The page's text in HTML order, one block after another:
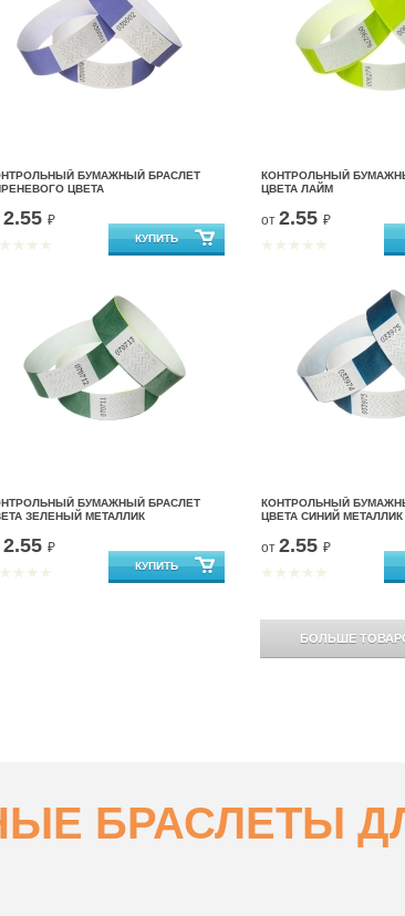
БУМАЖНЫЙ БРАСЛЕТ
ЦВЕТА
2.55 ₽
КОНТРОЛЬНЫЙ
ЦВЕТА ЛАЙМ
от 2.55 ₽
БУМАЖНЫЙ БРАСЛЕТ
ЗЕЛЕНЫЙ МЕТАЛЛИК
2.55 ₽
КОНТРОЛЬНЫЙ
ЦВЕТА СИНИЙ МЕТАЛЛИК
от 2.55 ₽
БОЛЬШЕ
БРАСЛЕТЫ